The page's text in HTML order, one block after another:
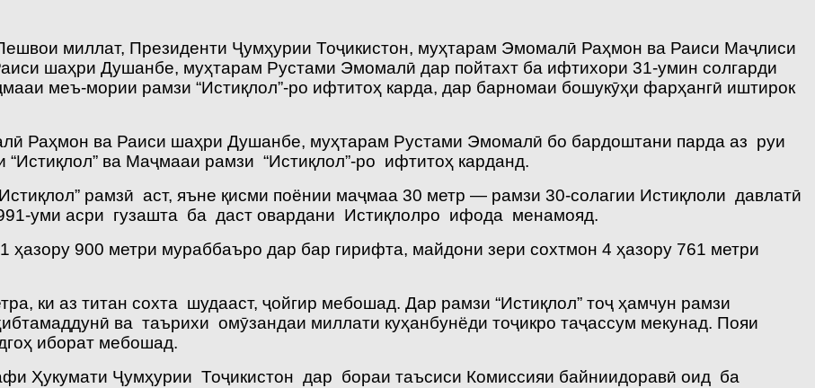
миллат, Президенти Ҷумҳурии Тоҷикистон, муҳтарам Эмомалӣ Раҳмон ва Раиси Маҷлиси
шаҳри Душанбе, муҳтарам Рустами Эмомалӣ дар пойтахт ба ифтихори 31-умин солгарди
меъ-мории рамзи “Истиқлол”-ро ифтитоҳ карда, дар барномаи бошукӯҳи фарҳангӣ иштирок
Раҳмон ва Раиси шаҳри Душанбе, муҳтарам Рустами Эмомалӣ бо бардоштани парда аз руи
ва Маҷмааи рамзи “Истиқлол”-ро ифтитоҳ карданд.
рамзӣ аст, яъне қисми поёнии маҷмаа 30 метр — рамзи 30-солагии Истиқлоли давлатӣ
уми асри гузашта ба даст овардани Истиқлолро ифода менамояд.
900 метри мураббаъро дар бар гирифта, майдони зери сохтмон 4 ҳазору 761 метри
ки аз титан сохта шудааст, ҷойгир мебошад. Дар рамзи “Истиқлол” тоҷ ҳамчун рамзи
ва таърихи омӯзандаи миллати куҳанбунёди тоҷикро таҷассум мекунад. Пояи
иборат мебошад.
Ҳукумати Ҷумҳурии Тоҷикистон дар бораи таъсиси Комиссияи байниидоравӣ оид ба